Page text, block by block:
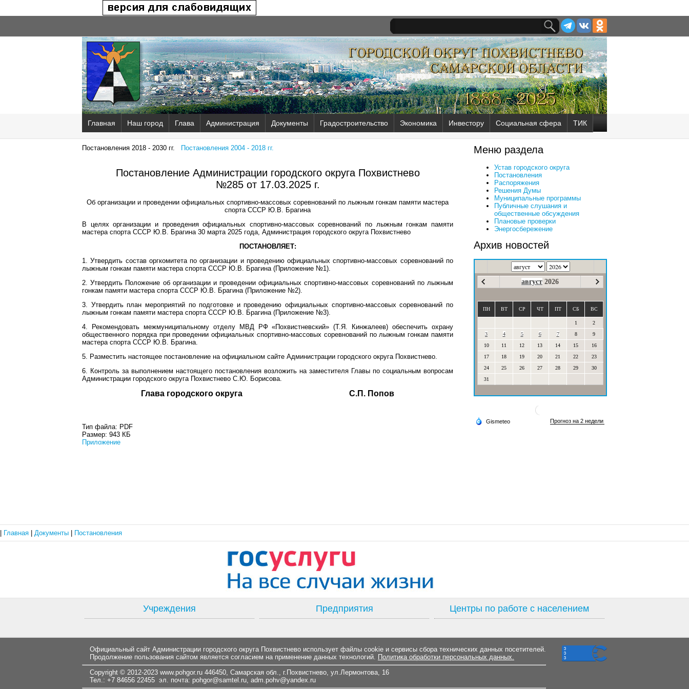
Главная Наш город Глава Администрация Документы Градостроительство Экономика Инвестору Социальная сфера ТИК
Постановления 2018 - 2030 гг. Постановления 2004 - 2018 гг.
Постановление Администрации городского округа Похвистнево
№285 от 17.03.2025 г.
Об организации и проведении официальных спортивно-массовых соревнований по лыжным гонкам памяти мастера
спорта СССР Ю.В. Брагина
В целях организации и проведения официальных спортивно-массовых соревнований по лыжным гонкам памяти
мастера спорта СССР Ю.В. Брагина 30 марта 2025 года, Администрация городского округа Похвистнево
ПОСТАНОВЛЯЕТ:
1. Утвердить состав оргкомитета по организации и проведению официальных спортивно-массовых соревнований по
лыжным гонкам памяти мастера спорта СССР Ю.В. Брагина (Приложение №1).
2. Утвердить Положение об организации и проведении официальных спортивно-массовых соревнований по лыжным
гонкам памяти мастера спорта СССР Ю.В. Брагина (Приложение №2).
3. Утвердить план мероприятий по подготовке и проведению официальных спортивно-массовых соревнований по
лыжным гонкам памяти мастера спорта СССР Ю.В. Брагина (Приложение №3).
4. Рекомендовать межмуниципальному отделу МВД РФ «Похвистневский» (Т.Я. Кинжалеев) обеспечить охрану
общественного порядка при проведении официальных спортивно-массовых соревнований по лыжным гонкам памяти
мастера спорта СССР Ю.В. Брагина.
5. Разместить настоящее постановление на официальном сайте Администрации городского округа Похвистнево.
6. Контроль за выполнением настоящего постановления возложить на заместителя Главы по социальным вопросам
Администрации городского округа Похвистнево С.Ю. Борисова.
Глава городского округа С.П. Попов
Тип файла: PDF
Размер: 943 КБ
Приложение
Меню раздела
Устав городского округа
Постановления
Распоряжения
Решения Думы
Муниципальные программы
Публичные слушания и
общественные обсуждения
Плановые проверки
Энергосбережение
Архив новостей
август 2026
ПН ВТ СР ЧТ ПТ СБ ВС
1
2
3
4 5 6 7 8
9
10
11 12 13 14 15
16
17
18 19 20 21 22
23
24
25 26 27 28 29
30
31
Главная Документы Постановления
Учреждения Предприятия Центры по работе с населением
Официальный сайт Администрации городского округа Похвистнево использует файлы cookie и сервисы сбора технических данных посетителей.
Продолжение пользования сайтом является согласием на применение данных технологий. Политика обработки персональных данных.
Copyright © 2012-2023 www.pohgor.ru 446450, Самарская обл., г.Похвистнево, ул.Лермонтова, 16
Тел.: +7 84656 22455 эл. почта: pohgor@samtel.ru, adm.pohv@yandex.ru